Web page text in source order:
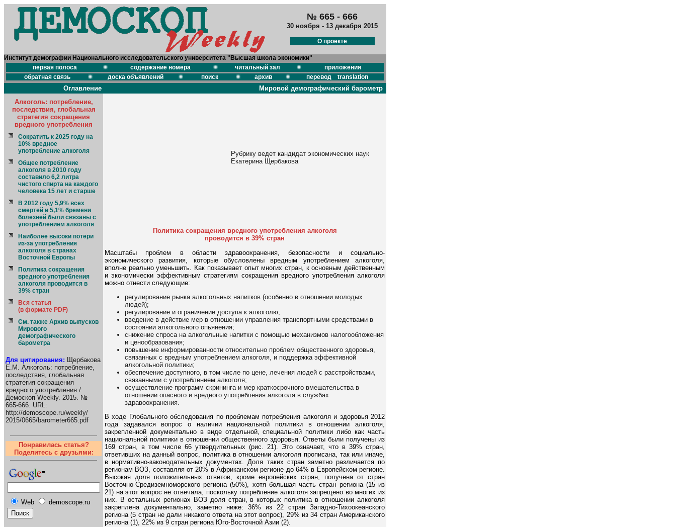
№ 665 - 666
30 ноября - 13 декабря 2015
О проекте
Институт демографии Национального исследовательского университета "Высшая школа экономики"
первая полоса
содержание номера читальный зал
приложения
обратная связь
доска объявлений поиск архив перевод translation
Оглавление
Мировой демографический барометр
Алкоголь: потребление,
последствия, глобальная
стратегия сокращения
вредного употребления
Сократить к 2025 году на
10% вредное
употребление алкоголя
Общее потребление
алкоголя в 2010 году
составило 6,2 литра
чистого спирта на каждого
человека 15 лет и старше
В 2012 году 5,9% всех
смертей и 5,1% бремени
болезней были связаны с
употреблением алкоголя
Наиболее высоки потери
из-за употребления
алкоголя в странах
Восточной Европы
Политика сокращения
вредного употребления
алкоголя проводится в
39% стран
Вся статья
(в формате PDF)
См. также Архив выпусков
Мирового
демографического
барометра
Для цитирования: Щербакова
Е.М. Алкоголь: потребление,
последствия, глобальная
стратегия сокращения
вредного употребления /
Демоскоп Weekly. 2015. №
665-666. URL:
http://demoscope.ru/weekly/
2015/0665/barometer665.pdf
Понравилась статья?
Поделитесь с друзьями:
Web demoscope.ru
Рубрику ведет кандидат экономических наук
Екатерина Щербакова
Политика сокращения вредного употребления алкоголя
проводится в 39% стран
Масштабы проблем в области здравоохранения, безопасности и социально-
экономического развития, которые обусловлены вредным употреблением алкоголя,
вполне реально уменьшить. Как показывает опыт многих стран, к основным действенным
и экономически эффективным стратегиям сокращения вредного употребления алкоголя
можно отнести следующие:
регулирование рынка алкогольных напитков (особенно в отношении молодых
людей);
регулирование и ограничение доступа к алкоголю;
введение в действие мер в отношении управления транспортными средствами в
состоянии алкогольного опьянения;
снижение спроса на алкогольные напитки с помощью механизмов налогообложения
и ценообразования;
повышение информированности относительно проблем общественного здоровья,
связанных с вредным употреблением алкоголя, и поддержка эффективной
алкогольной политики;
обеспечение доступного, в том числе по цене, лечения людей с расстройствами,
связанными с употреблением алкоголя;
осуществление программ скрининга и мер краткосрочного вмешательства в
отношении опасного и вредного употребления алкоголя в службах
здравоохранения.
В ходе Глобального обследования по проблемам потребления алкоголя и здоровья 2012
года задавался вопрос о наличии национальной политики в отношении алкоголя,
закрепленной документально в виде отдельной, специальной политики либо как часть
национальной политики в отношении общественного здоровья. Ответы были получены из
169 стран, в том числе 66 утвердительных (рис. 21). Это означает, что в 39% стран,
ответивших на данный вопрос, политика в отношении алкоголя прописана, так или иначе,
в нормативно-законодательных документах. Доля таких стран заметно различается по
регионам ВОЗ, составляя от 20% в Африканском регионе до 64% в Европейском регионе.
Высокая доля положительных ответов, кроме европейских стран, получена от стран
Восточно-Средиземноморского региона (50%), хотя большая часть стран региона (15 из
21) на этот вопрос не отвечала, поскольку потребление алкоголя запрещено во многих из
них. В остальных регионах ВОЗ доля стран, в которых политика в отношении алкоголя
закреплена документально, заметно ниже: 36% из 22 стран Западно-Тихоокеанского
региона (5 стран не дали никакого ответа на этот вопрос), 29% из 34 стран Американского
региона (1), 22% из 9 стран региона Юго-Восточной Азии (2).